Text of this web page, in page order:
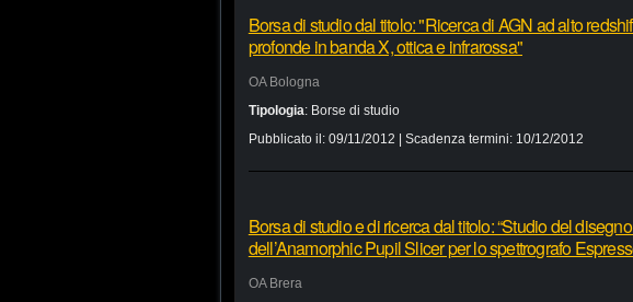
Borsa di studio dal titolo: "Ricerca di AGN ad alto
profonde in banda X, ottica e infrarossa"
OA Bologna
Tipologia: Borse di studio
Pubblicato il: 09/11/2012 | Scadenza termini: 10/12/2012
Borsa di studio e di ricerca dal titolo: “Studio del
dell’Anamorphic Pupil Slicer per lo spettrografo
OA Brera